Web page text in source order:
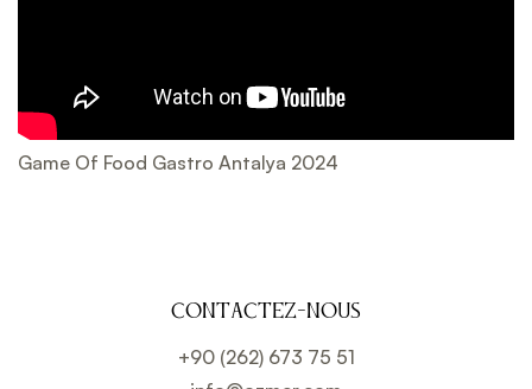
Game Of Food Gastro Antalya 2024
CONTACTEZ-NOUS
+90 (262) 673 75 51